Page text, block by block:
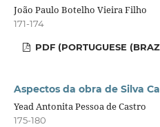
João Paulo Botelho Vieira Filho
171-174
PDF (PORTUGUESE
Aspectos da obra de Silva
Yead Antonita Pessoa de Castro
175-180